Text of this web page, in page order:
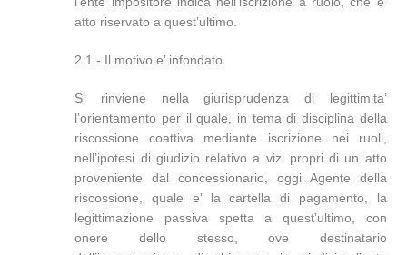
atto riservato a quest’ultimo.
2.1.- Il motivo e’ infondato.
Si rinviene nella giurisprudenza di legittimita’
l’orientamento per il quale, in tema di disciplina della
riscossione coattiva mediante iscrizione nei ruoli,
nell’ipotesi di giudizio relativo a vizi propri di un atto
proveniente dal concessionario, oggi Agente della
riscossione, quale e’ la cartella di pagamento, la
legittimazione passiva spetta a quest’ultimo, con
onere dello stesso, ove destinatario